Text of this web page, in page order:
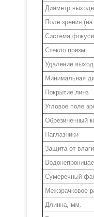
Диаметр
Поле зрения
Система
Стекло призм
Удаление
Минимальная
Покрытие линз
Угловое поле
Обрезиненный
Наглазники
Защита от
Сумеречный
Межзрачковое
Длинна, мм.